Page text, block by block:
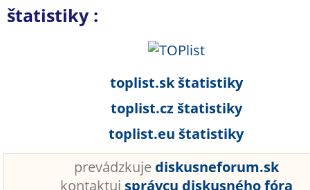
štatistiky :
toplist.sk štatistiky
toplist.cz štatistiky
toplist.eu štatistiky
prevádzkuje diskusneforum.sk
kontaktuj správcu diskusného fóra